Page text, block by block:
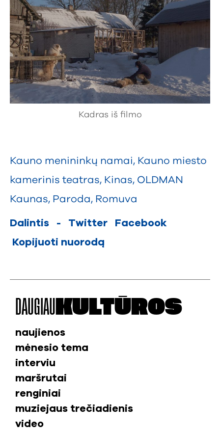
Kadras iš filmo
Kauno menininkų namai, Kauno miesto
kamerinis teatras, Kinas, OLDMAN
Kaunas, Paroda, Romuva
Dalintis - Twitter
Facebook
Kopijuoti nuorodą
DAUGIAU KULTŪROS
naujienos
mėnesio tema
interviu
maršrutai
renginiai
muziejaus trečiadienis
video